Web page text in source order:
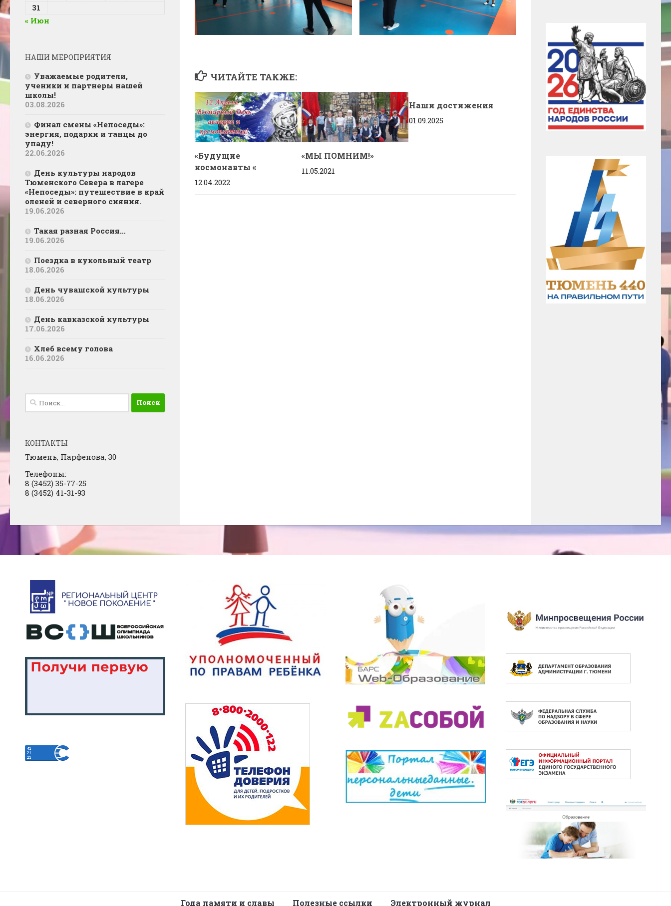
ЧИТАЙТЕ ТАКЖЕ:
«Будущие
космонавты «
12.04.2022
«МЫ ПОМНИМ!»
11.05.2021
Наши достижения
01.09.2025
31
« Июн
НАШИ МЕРОПРИЯТИЯ
Уважаемые родители,
ученики и партнеры нашей
школы!
03.08.2026
Финал смены «Непоседы»:
энергия, подарки и танцы до
упаду!
22.06.2026
День культуры народов
Тюменского Севера в лагере
«Непоседы»: путешествие в край
оленей и северного сияния.
19.06.2026
Такая разная Россия…
19.06.2026
Поездка в кукольный театр
18.06.2026
День чувашской культуры
18.06.2026
День кавказской культуры
17.06.2026
Хлеб всему голова
16.06.2026
Найти:
КОНТАКТЫ
Тюмень, Парфенова, 30
Телефоны:
8 (3452) 35-77-25
8 (3452) 41-31-93
Года памяти и славы Полезные ссылки Электронный журнал